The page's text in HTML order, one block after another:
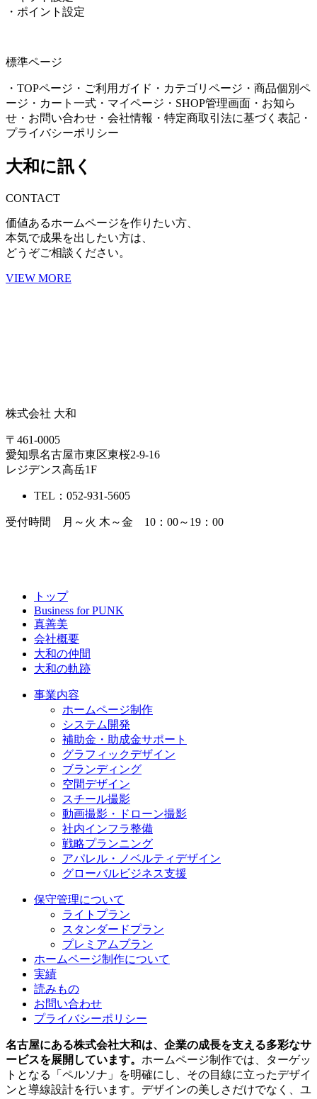
・ポイント設定
標準ページ
・TOPページ・ご利用ガイド・カテゴリページ・商品個別ペ
ージ・カート一式・マイページ・SHOP管理画面・お知ら
せ・お問い合わせ・会社情報・特定商取引法に基づく表記・
プライバシーポリシー
大和に訊く
CONTACT
価値あるホームページを作りたい方、
本気で成果を出したい方は、
どうぞご相談ください。
VIEW MORE
株式会社 大和
〒461-0005
愛知県名古屋市東区東桜2-9-16
レジデンス高岳1F
TEL：052-931-5605
受付時間 月～火 木～金 10：00～19：00
トップ
Business for PUNK
真善美
会社概要
大和の仲間
大和の軌跡
事業内容
ホームページ制作
システム開発
補助金・助成金サポート
グラフィックデザイン
ブランディング
空間デザイン
スチール撮影
動画撮影・ドローン撮影
社内インフラ整備
戦略プランニング
アパレル・ノベルティデザイン
グローバルビジネス支援
保守管理について
ライトプラン
スタンダードプラン
プレミアムプラン
ホームページ制作について
実績
読みもの
お問い合わせ
プライバシーポリシー
名古屋にある株式会社大和は、企業の成長を支える多彩なサ
ービスを展開しています。 ホームページ制作では、ターゲッ
トとなる「ペルソナ」を明確にし、その目線に立ったデザイ
ンと導線設計を行います。デザインの美しさだけでなく、ユ